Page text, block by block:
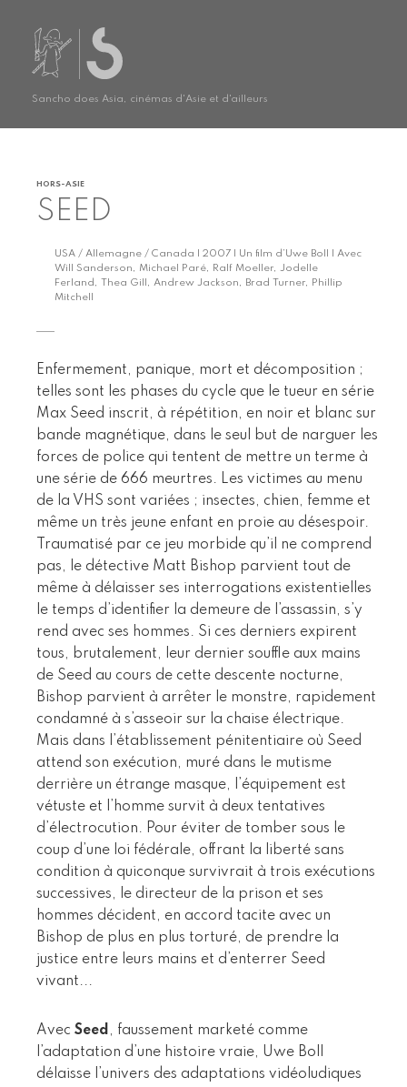
Sancho does Asia, cinémas d'Asie et d'ailleurs
HORS-ASIE
SEED
USA / Allemagne / Canada | 2007 | Un film d’Uwe Boll | Avec
Will Sanderson, Michael Paré, Ralf Moeller, Jodelle
Ferland, Thea Gill, Andrew Jackson, Brad Turner, Phillip
Mitchell
Enfermement, panique, mort et décomposition ;
telles sont les phases du cycle que le tueur en série
Max Seed inscrit, à répétition, en noir et blanc sur
bande magnétique, dans le seul but de narguer les
forces de police qui tentent de mettre un terme à
une série de 666 meurtres. Les victimes au menu
de la VHS sont variées ; insectes, chien, femme et
même un très jeune enfant en proie au désespoir.
Traumatisé par ce jeu morbide qu’il ne comprend
pas, le détective Matt Bishop parvient tout de
même à délaisser ses interrogations existentielles
le temps d’identifier la demeure de l’assassin, s’y
rend avec ses hommes. Si ces derniers expirent
tous, brutalement, leur dernier souffle aux mains
de Seed au cours de cette descente nocturne,
Bishop parvient à arrêter le monstre, rapidement
condamné à s’asseoir sur la chaise électrique.
Mais dans l’établissement pénitentiaire où Seed
attend son exécution, muré dans le mutisme
derrière un étrange masque, l’équipement est
vétuste et l’homme survit à deux tentatives
d’électrocution. Pour éviter de tomber sous le
coup d’une loi fédérale, offrant la liberté sans
condition à quiconque survivrait à trois exécutions
successives, le directeur de la prison et ses
hommes décident, en accord tacite avec un
Bishop de plus en plus torturé, de prendre la
justice entre leurs mains et d’enterrer Seed
vivant...
Avec Seed , faussement marketé comme
l’adaptation d’une histoire vraie, Uwe Boll
délaisse l’univers des adaptations vidéoludiques